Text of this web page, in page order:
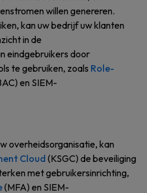
willen genereren.
kan uw bedrijf uw klanten
in de
eindgebruikers door
te gebruiken, zoals Role-
en SIEM-
overheidsorganisatie, kan
Cloud (KSGC) de beveiliging
met gebruikersinrichting,
(MFA) en SIEM-